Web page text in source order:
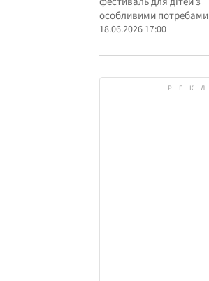
фестивалі
особливими потребами
18.06.2026 17:00